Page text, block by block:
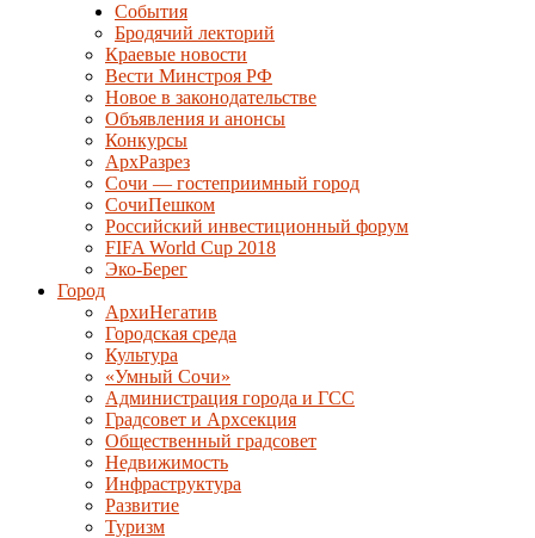
События
Бродячий лекторий
Краевые новости
Вести Минстроя РФ
Новое в законодательстве
Объявления и анонсы
Конкурсы
АрхРазрез
Сочи — гостеприимный город
СочиПешком
Российский инвестиционный форум
FIFA World Cup 2018
Эко-Берег
Город
АрхиНегатив
Городская среда
Культура
«Умный Сочи»
Администрация города и ГСС
Градсовет и Архсекция
Общественный градсовет
Недвижимость
Инфраструктура
Развитие
Туризм